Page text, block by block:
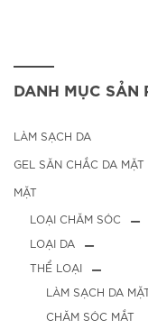
DANH MỤC SẢN
LÀM SẠCH DA
GEL SĂN CHẮC DA MẶT
MẶT
LOẠI CHĂM SÓC
LOẠI DA
THỂ LOẠI
LÀM SẠCH DA
CHĂM SÓC MẮT